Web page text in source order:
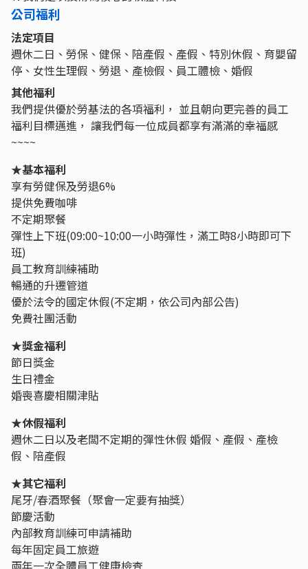
公司福利
法定項目
週休二日、勞保、健保、陪產假、產假、特別休假、育嬰留
停、女性生理假、勞退、產檢假、員工體檢、婚假
其他福利
我們提供優於勞基法的各項福利， 並且朝向更完善的員工
福利目標邁進， 讓我們每一位成員都享有滿滿的幸福感
~~~~
★基本福利
享有勞健保及勞退6%
提供免費咖啡
不定期聚餐
彈性上下班(09:00~10:00一小時彈性，滿工時8小時即可下
班)
員工教育訓練補助
暢通的升遷管道
優於法令的國定休假(不定期，依公司內部公告)
免費社團活動
★獎金福利
節日獎金
生日禮金
婚喪喜慶相關津貼
★休假福利
週休二日以及老闆不定期的彈性休假 婚假、產假、產檢
假、陪產假
★其它福利
尾牙/春酒聚餐（聚會一定要有抽獎）
節慶活動
內部教育訓練可申請補助
每年固定員工旅遊
兩年一次全體員工健康檢查